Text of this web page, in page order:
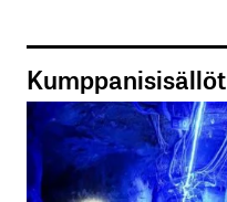
Kumppanisisällöt